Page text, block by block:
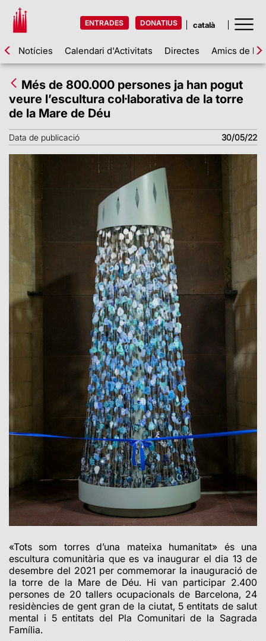
ENTRADES DONATIUS
Notícies Calendari d'Activitats Directes Amics de la
Més de 800.000 persones ja han pogut
veure l’escultura col·laborativa de la torre
de la Mare de Déu
Data de publicació 30/05/22
«Tots som torres d’una mateixa humanitat» és una
escultura comunitària que es va inaugurar el dia 13 de
desembre del 2021 per commemorar la inauguració de
la torre de la Mare de Déu. Hi van participar 2.400
persones de 20 tallers ocupacionals de Barcelona, 24
residències de gent gran de la ciutat, 5 entitats de salut
mental i 5 entitats del Pla Comunitari de la Sagrada
Família.